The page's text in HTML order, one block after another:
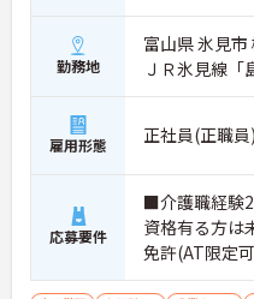
勤務地
富山県 氷見
ＪＲ氷見線「
雇用形態 正社員(正職員)
応募要件
■介護職経験
資格有る方
免許(AT限定
不問です。※